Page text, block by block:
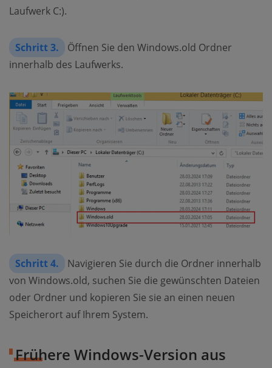
Laufwerk C:).
Schritt 3.
Öffnen Sie den Windows.old Ordner
innerhalb des Laufwerks.
Schritt 4.
Navigieren Sie durch die Ordner innerhalb
von Windows.old, suchen Sie die gewünschten Dateien
oder Ordner und kopieren Sie sie an einen neuen
Speicherort auf Ihrem System.
Frühere Windows-Version aus